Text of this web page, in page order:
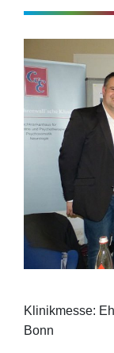
Klinikmesse:
Bonn